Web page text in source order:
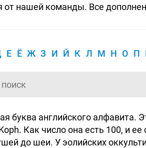
от нашей команды. Все
Е Ё Ж З И Й К Л М Н О П
буква английского алфавита.
Как число она есть 100, и
до шеи. У эолийских